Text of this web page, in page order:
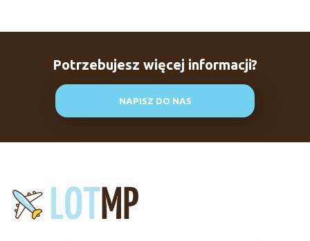
Potrzebujesz więcej informacji?
NAPISZ DO NAS